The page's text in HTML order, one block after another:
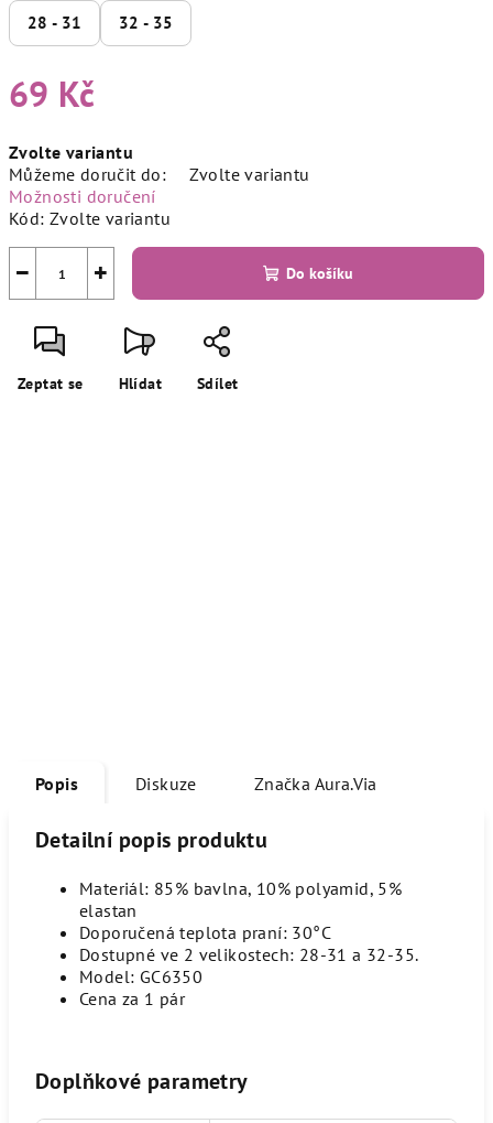
28 - 31 32 - 35
69 Kč
cena:
Zvolte variantu
Můžeme doručit do:
Zvolte variantu
Možnosti doručení
Kód: Zvolte variantu
+
− Do košíku
Zeptat se Hlídat Sdílet
Popis Diskuze Značka Aura.Via
Detailní popis produktu
Materiál: 85% bavlna, 10% polyamid, 5%
elastan
Doporučená teplota praní: 30°C
Dostupné ve 2 velikostech: 28-31 a 32-35.
Model: GC6350
Cena za 1 pár
Doplňkové parametry